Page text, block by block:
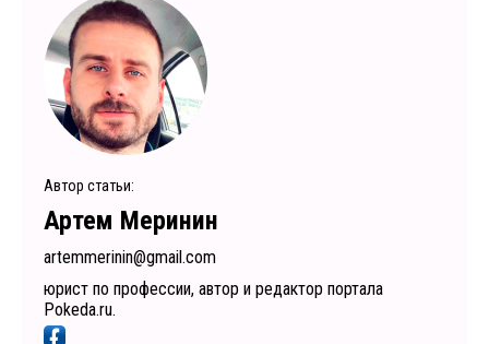
Автор статьи:
Артем Меринин
artemmerinin@gmail.com
юрист по профессии, автор и редактор портала
Pokeda.ru.